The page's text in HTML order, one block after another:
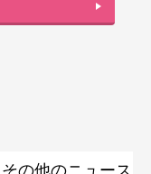
の他のニュース